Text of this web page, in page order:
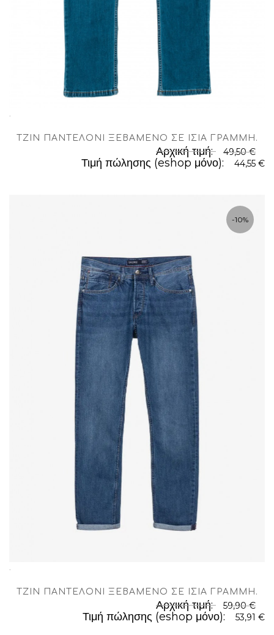
.
TΖΊΝ ΠΑΝΤΕΛΌΝΙ ΞΕΒΑΜΈΝΟ ΣΕ ΊΣΙΑ ΓΡΑΜΜΉ .
Αρχική τιμή: 49,50 €
Τιμή πώλησης (eshop μόνο): 44,55 €
-10%
TΖΊΝ ΠΑΝΤΕΛΌΝΙ ΞΕΒΑΜΈΝΟ ΣΕ ΊΣΙΑ ΓΡΑΜΜΉ .
Αρχική τιμή: 59,90 €
Τιμή πώλησης (eshop μόνο): 53,91 €